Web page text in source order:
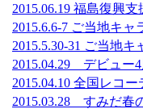
2015.06.19 福島復興
2015.6.6-7 ご当地キ
2015.5.30-31 ご当地
2015.04.29 デビュー
2015.04.10 全国レコ
2015.03.28 すみだ春